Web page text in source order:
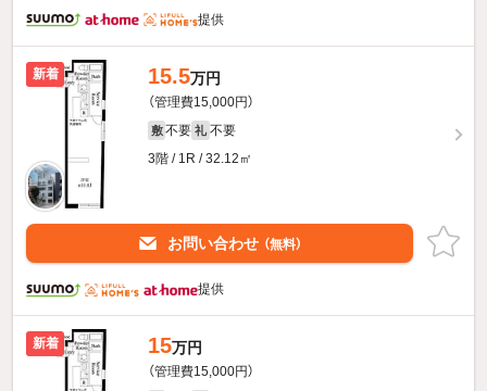
提供
新着 15.5万円
（管理費15,000円）
敷 不要 礼 不要
3階 / 1R / 32.12㎡
お問い合わせ （無料）
提供
新着 15万円
（管理費15,000円）